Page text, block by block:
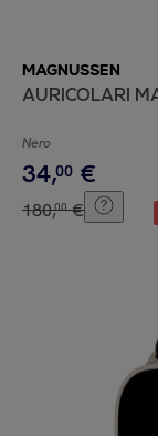
MAGNUSSEN
AURICOLARI
Nero
34,00 €
180,00 €